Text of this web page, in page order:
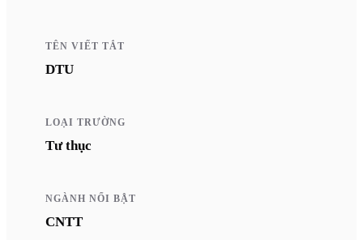
TÊN VIẾT TẮT
DTU
LOẠI TRƯỜNG
Tư thục
NGÀNH NỔI BẬT
CNTT